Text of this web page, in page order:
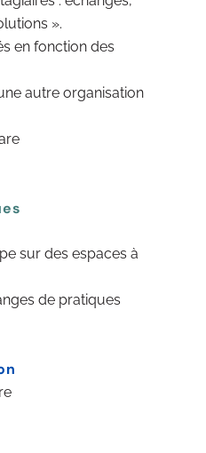
».
en fonction des
autre organisation
sur des espaces à
de pratiques